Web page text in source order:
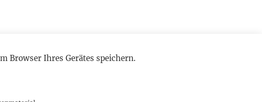
Browser Ihres Gerätes speichern.